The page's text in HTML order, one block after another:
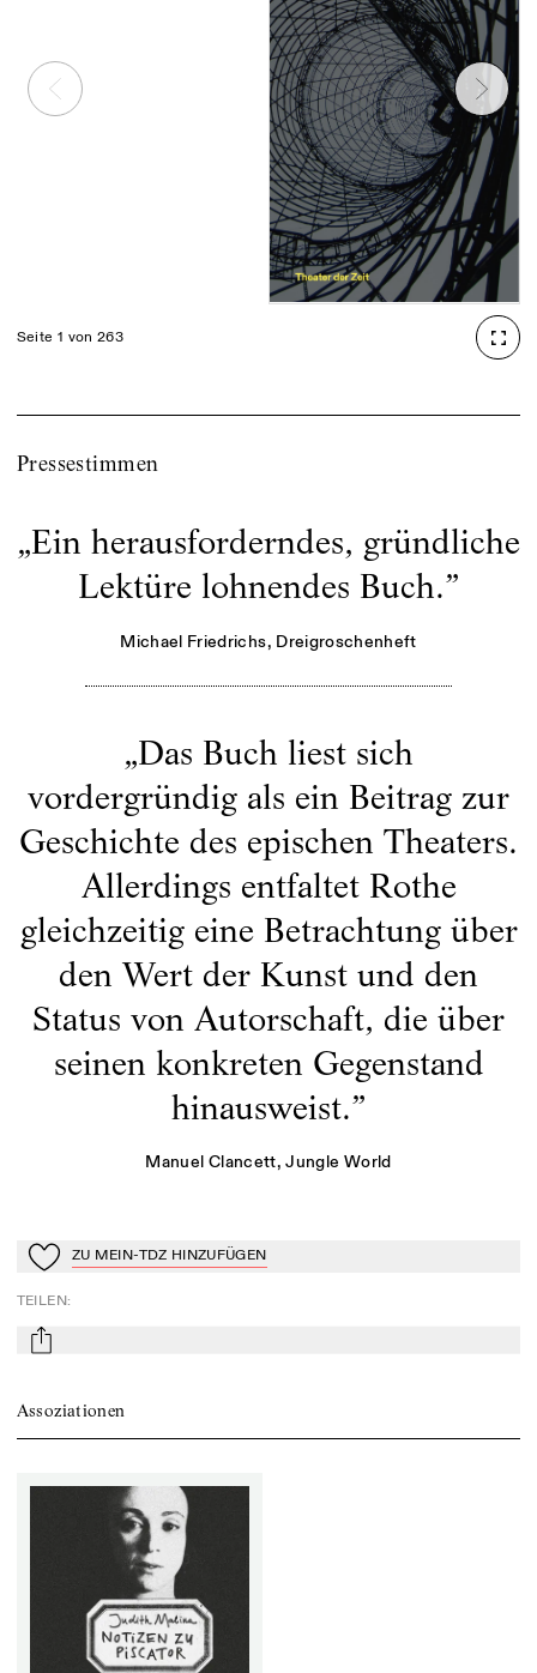
Seite 1 von 263
Pressestimmen
„Ein herausforderndes, gründliche
Lektüre lohnendes Buch.”
Michael Friedrichs, Dreigroschenheft
„Das Buch liest sich
vordergründig als ein Beitrag zur
Geschichte des epischen Theaters.
Allerdings entfaltet Rothe
gleichzeitig eine Betrachtung über
den Wert der Kunst und den
Status von Autorschaft, die über
seinen konkreten Gegenstand
hinausweist.”
Manuel Clancett, Jungle World
Zu Mein-TdZ hinzufügen
ZU MEIN-TDZ HINZUFÜGEN
TEILEN:
mail
Assoziationen